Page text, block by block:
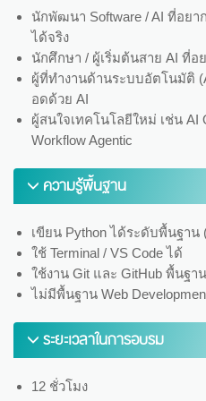
นักพัฒนา Software / AI ที่อยา
ได้จริง
นักศึกษา / ผู้เริ่มต้นสาย AI ที่อ
ผู้ที่ทำงานด้านระบบอัตโนมัติ
อดด้วย AI
ผู้สนใจเทคโนโลยีใหม่ เช่น AI
Workflow Agentic
ความรู้พื้นฐาน
เขียน Python ได้ระดับพื้นฐาน
ใช้ Terminal / VS Code ได้
ใช้งาน Git และ GitHub พื้นฐ
ไม่มีพื้นฐาน Web
ระยะเวลาในการอบรม
12 ชั่วโมง